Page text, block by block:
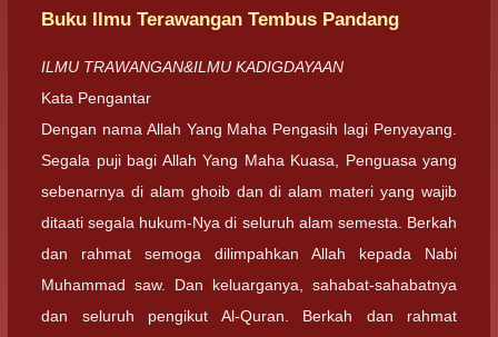
Buku Ilmu Terawangan Tembus Pandang
ILMU TRAWANGAN&ILMU KADIGDAYAAN
Kata Pengantar
Dengan nama Allah Yang Maha Pengasih lagi Penyayang.
Segala puji bagi Allah Yang Maha Kuasa, Penguasa yang
sebenarnya di alam ghoib dan di alam materi yang wajib
ditaati segala hukum-Nya di seluruh alam semesta. Berkah
dan rahmat semoga dilimpahkan Allah kepada Nabi
Muhammad saw. Dan keluarganya, sahabat-sahabatnya
dan seluruh pengikut Al-Quran. Berkah dan rahmat